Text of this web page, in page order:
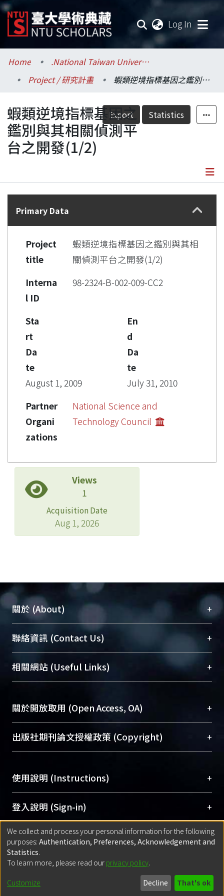
Log In
Communities & Collections
Research Outputs
Fundings & Projects
Researchers
Statistics
Home
.National Taiwan University / 國立臺灣大學
Project / 研究計畫
蝦類逆境指標基因之鑑別與其相關偵測平台之開發(1/2)
Export Statistics
蝦類逆境指標基因之
鑑別與其相關偵測平
台之開發(1/2)
Details
Primary Data
Project
title
蝦類逆境指標基因之鑑別與其相
關偵測平台之開發(1/2)
Interna
l ID
98-2324-B-002-009-CC2
Sta
rt
Da
te
August 1, 2009
En
d
Da
te
July 31, 2010
Partner
Organi
zations
National Science and
Technology Council
Views
1
Acquisition Date
Aug 1, 2026
關於 (About) +
臺大位居世界頂尖大學之列，為永久珍藏及向國際
展現本校豐碩的研究成果及學術能量，圖書館整合
機構典藏（NTUR）與學術庫（AH）不同功能平
台，成為臺大學術典藏NTU scholars。期能整合研
成果。
To permanently archive and promote researcher
profiles and scholarly works, Library integrates the
services of “NTU Repository” with “Academic
聯絡資訊 (Contact Us) +
總館學科館員(Main Library)
醫學圖書館學科館員(Medical Library)
Sciences Library)
相關網站 (Useful Links) +
關於開放取用 (Open Access, OA) +
開放取用是從使用者角度提升資訊取用性的社會運
動，應用在學術研究上是透過將研究著作公開供使
用逐年攀升。同時可加速研究發展、提升研究影響
Archive）平台。 （點選深入了解OA）
出版社期刊論文授權政策 (Copyright) +
含部分內容的版權非匯入者所有，或由第三方贊
助與合作完成，請確認該版權所有者及第三方同
意提供此授權。
Please represent that the submission is your
original work, and that you have the right to
grant the rights to upload.
若欲上傳已出版的全文電子檔，可使用
policy finder
網站查詢，以確認出版單位之版權
政策。
使用說明 (Instructions) +
網站簡介(Quickstart Guide)
使用手冊(Instruction Manual)
線上預約服務(Booking Service)
登入說明 (Sign-in) +
方案一：臺灣大學計算機中心帳號登入
(With C&INC Email Account)
方案二：ORCID帳號登入(With ORCID)
匯入著作 (Submission) +
方案一：定期更新ORCID者，以ID匯入
for identifier (ORCID))
方案二：
(Default mode Submission)
Built withDSpace-CRIS software
- Extension maintained and optimized
We collect and process your personal information for the following
purposes: Authentication, Preferences, Acknowledgement and
Statistics.
To learn more, please read our privacy policy.
Customize Decline That's ok